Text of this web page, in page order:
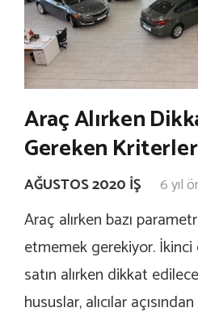
Araç Alırken
Gereken Kriterler
AĞUSTOS 2020 İŞ 6 yıl
Araç alırken bazı
etmemek gerekiyor. İkinci
satın alırken dikkat
hususlar, alıcılar